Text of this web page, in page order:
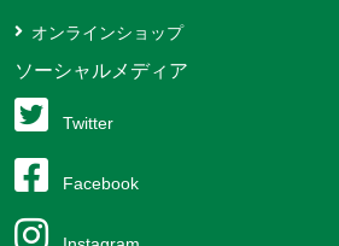
オンラインショップ
ソーシャルメディア
Twitter
Facebook